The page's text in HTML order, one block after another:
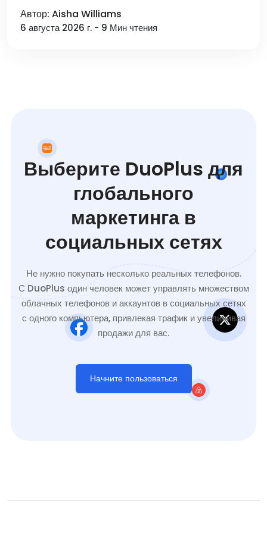
Автор: Aisha Williams
6 августа 2026 г. - 9 Мин чтения
Выберите DuoPlus для
глобального
маркетинга в
социальных сетях
Не нужно покупать несколько реальных телефонов.
С DuoPlus один человек может управлять множеством
облачных телефонов и аккаунтов в социальных сетях
с одного компьютера, привлекая трафик и увеличивая
продажи для вас.
Начните пользоваться